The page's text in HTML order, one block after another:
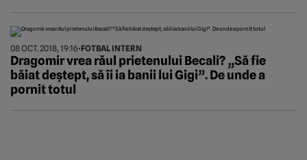
08 OCT. 2018, 19:16•FOTBAL INTERN
Dragomir vrea răul prietenului Becali? „Să fie
băiat deștept, să îi ia banii lui Gigi”. De unde a
pornit totul